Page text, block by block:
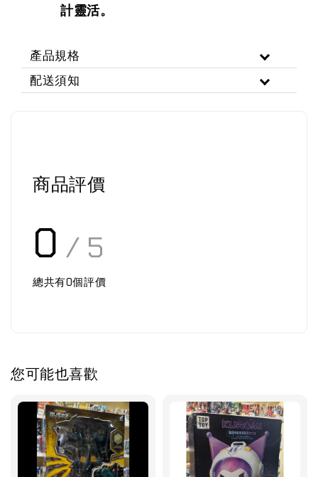
計靈活。
產品規格
配送須知
商品評價
0 / 5
總共有0個評價
您可能也喜歡